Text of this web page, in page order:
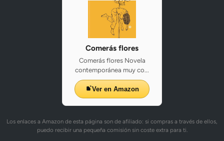
Comerás flores
Comerás flores Novela
contemporánea muy co...
Ver en Amazon
Los enlaces a Amazon de esta página son de afiliado: si compras a través de ellos,
puedo recibir una pequeña comisión sin coste extra para ti.